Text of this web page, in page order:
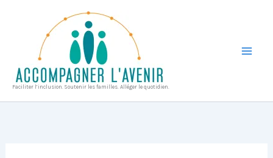
Faciliter l’inclusion. Soutenir les familles. Alléger le quotidien.